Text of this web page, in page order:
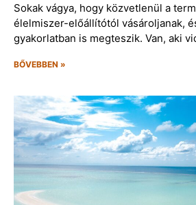
Sokak vágya, hogy közvetlenül a
élelmiszer-előállítótól vásároljanak,
gyakorlatban is megteszik. Van, aki
BŐVEBBEN »